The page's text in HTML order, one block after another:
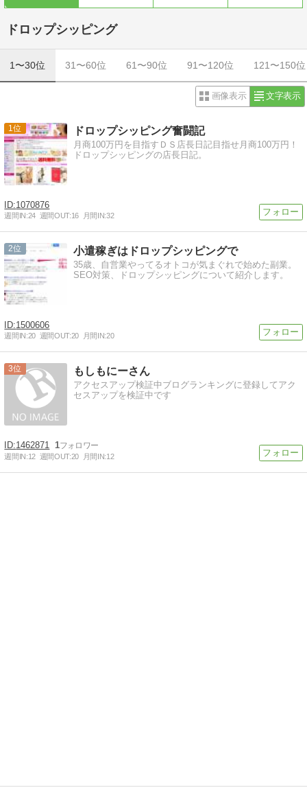
ドロップシッピング
1〜30位 31〜60位 61〜90位 91〜120位 121〜150位
画像表示 文字表示
1 ドロップシッピング奮闘記
月商100万円を目指すＤＳ店長日記目指せ月商100万円！
ドロップシッピングの店長日記。
1070876
週間IN:24 週間OUT:16 月間IN:32
2 小遣稼ぎはドロップシッピングで
35歳、自営業やってるオトコが気まぐれで始めた副業。
SEO対策、ドロップシッピングについて紹介します。
1500606
週間IN:20 週間OUT:20 月間IN:20
3 もしもにーさん
アクセスアップ検証中ブログランキングに登録してアク
セスアップを検証中です
1462871 1
週間IN:12 週間OUT:20 月間IN:12